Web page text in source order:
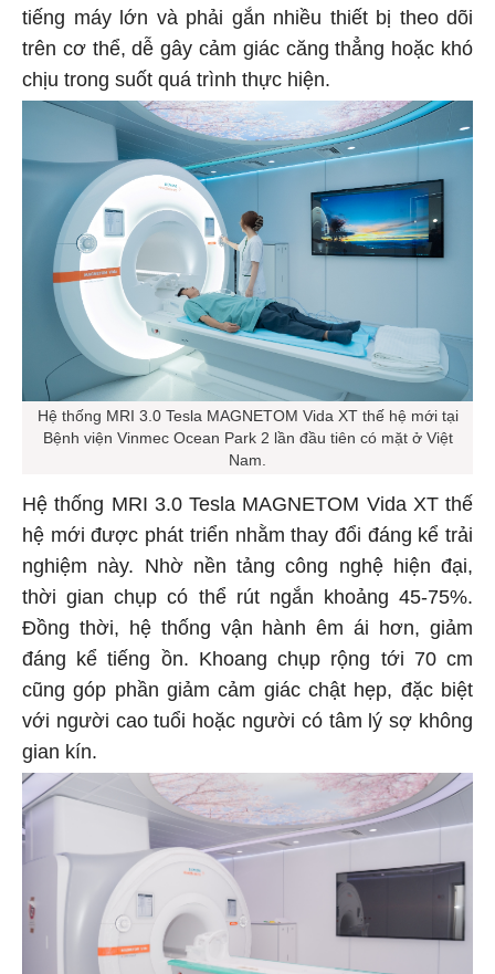
tiếng máy lớn và phải gắn nhiều thiết bị theo dõi
trên cơ thể, dễ gây cảm giác căng thẳng hoặc khó
chịu trong suốt quá trình thực hiện.
Hệ thống MRI 3.0 Tesla MAGNETOM Vida XT thế hệ mới tại
Bệnh viện Vinmec Ocean Park 2 lần đầu tiên có mặt ở Việt
Nam.
Hệ thống MRI 3.0 Tesla MAGNETOM Vida XT thế
hệ mới được phát triển nhằm thay đổi đáng kể trải
nghiệm này. Nhờ nền tảng công nghệ hiện đại,
thời gian chụp có thể rút ngắn khoảng 45-75%.
Đồng thời, hệ thống vận hành êm ái hơn, giảm
đáng kể tiếng ồn. Khoang chụp rộng tới 70 cm
cũng góp phần giảm cảm giác chật hẹp, đặc biệt
với người cao tuổi hoặc người có tâm lý sợ không
gian kín.